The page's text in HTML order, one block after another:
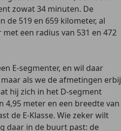
zowat 34 minuten. De
de 519 en 659 kilometer, al
met een radius van 531 en 472
E-segmenter, en wil daar
als we de afmetingen erbij
hij zich in het D-segment
4,95 meter en een breedte van
de E-Klasse. Wie zeker wilt
daar in de buurt past: de